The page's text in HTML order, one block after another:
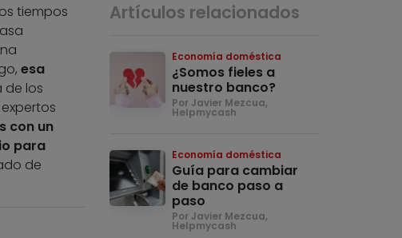
tiempos
esa
de los
con un
para
de
Artículos relacionados
Economía doméstica
¿Somos fieles a
nuestro banco?
Por Javier Mezcua,
Helpmycash
Economía doméstica
Guía para cambiar
de banco paso a
paso
Por Javier Mezcua,
Helpmycash